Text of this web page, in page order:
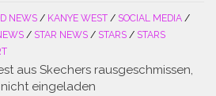
NEWS / KANYE WEST / SOCIAL MEDIA /
/ STAR NEWS / STARS / STARS
aus Skechers rausgeschmissen,
eingeladen